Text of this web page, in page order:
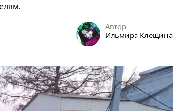
Автор
Ильмира Клещина